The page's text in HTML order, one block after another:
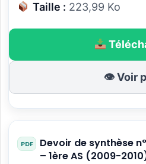
Taille : 223,99 Ko
👁 Voir
Devoir de synthèse
– 1ère AS (2009-